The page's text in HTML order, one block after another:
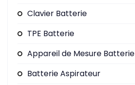
Clavier Batterie
TPE Batterie
Appareil de Mesure Batterie
Batterie Aspirateur